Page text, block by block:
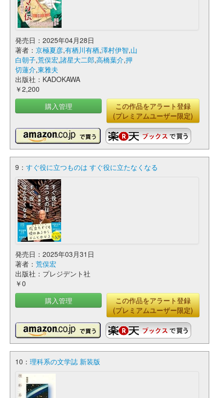
発売日：2025年04月28日
著者： 京極夏彦,有栖川有栖,澤村伊智,山
白朝子,荒俣宏,諸星大二郎,高橋葉介,押
切蓮介,東雅夫
出版社：KADOKAWA
￥2,200
購入管理
この作品をアラート登録
(プレミアムユーザー限定)
9： すぐ役に立つものは すぐ役に立たなくなる
発売日：2025年03月31日
著者： 荒俣宏
出版社：プレジデント社
￥0
購入管理
この作品をアラート登録
(プレミアムユーザー限定)
10： 理科系の文学誌 新装版